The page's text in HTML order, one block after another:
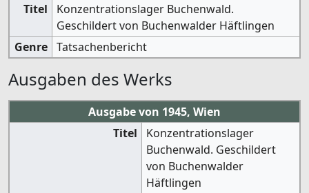
Titel
Konzentrationslager Buchenwald.
Geschildert von Buchenwalder Häftlingen
Genre
Tatsachenbericht
Ausgaben des Werks
Ausgabe von 1945, Wien
Titel
Konzentrationslager
Buchenwald. Geschildert
von Buchenwalder
Häftlingen